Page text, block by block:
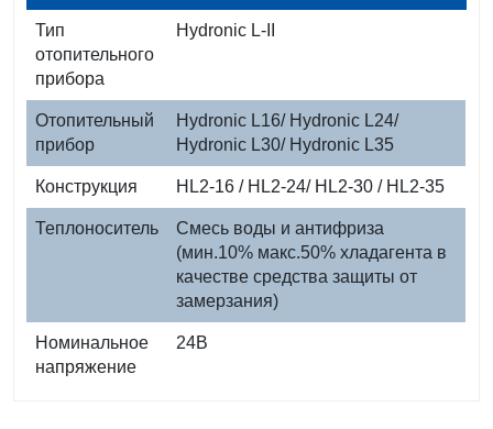
Тип
отопительного
прибора
Hydronic L-II
Отопительный
прибор
Hydronic L16/ Hydronic L24/
Hydronic L30/ Hydronic L35
Конструкция HL2-16 / HL2-24/ HL2-30 / HL2-35
Теплоноситель
Смесь воды и антифриза
(мин.10% макс.50% хладагента в
качестве средства защиты от
замерзания)
Номинальное
напряжение
24В